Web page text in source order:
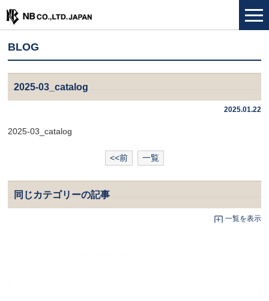
BLOG
2025-03_catalog
2025.01.22
2025-03_catalog
<<前 一覧
同じカテゴリーの記事
一覧を表示